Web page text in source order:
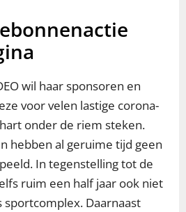
wil haar sponsoren en
voor velen lastige corona-
onder de riem steken.
hebben al geruime tijd geen
In tegenstelling tot de
ruim een half jaar ook niet
sportcomplex. Daarnaast